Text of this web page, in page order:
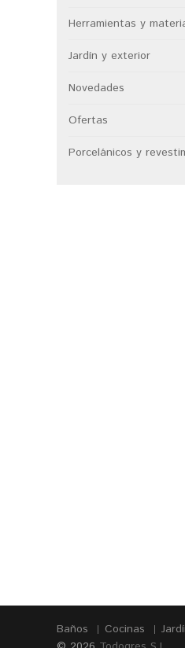
Herramientas y
Jardín y exterior
Novedades
Ofertas
Porcelánicos y
Baños Cocinas